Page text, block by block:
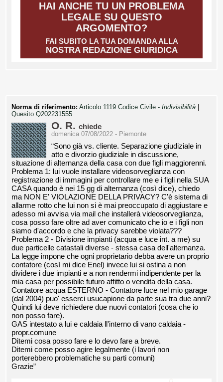
HAI ANCHE TU UN PROBLEMA
LEGALE SU QUESTO
ARGOMENTO?
FAI SUBITO LA TUA DOMANDA ALLA
NOSTRA REDAZIONE GIURIDICA
Norma di riferimento: Articolo 1119 Codice Civile - Indivisibilità
Quesito Q202231555
O. R. chiede
domenica 07/08/2022 - Piemonte
“Sono già vs. cliente. Separazione giudiziale in
atto e divorzio giudiziale in discussione,
situazione di alternanza della casa con due figli maggiorenni.
Problema 1: lui vuole installare videosorveglianza con
registrazione di immagini per controllare me e i figli nella SUA
CASA quando è nei 15 gg di alternanza (così dice), chiedo
ma NON E' VIOLAZIONE DELLA PRIVACY? C'è sistema di
allarme rotto che lui non si è mai preoccupato di aggiustare e
adesso mi avvisa via mail che installerà videosorveglianza,
cosa posso fare oltre ad aver comunicato che io e i figli non
siamo d'accordo e che la privacy sarebbe violata???
Problema 2 - Divisione impianti (acqua e luce int. a me) su
due particelle catastali diverse - stessa casa dell'alternanza.
La legge impone che ogni proprietario debba avere un proprio
contatore (così mi dice Enel) invece lui si ostina a non
dividere i due impianti e a non rendermi indipendente per la
mia casa per possibile futuro affitto o vendita della casa.
Contatore acqua ESTERNO - Contatore luce nel mio garage
(dal 2004) puo' esserci usucapione da parte sua tra due anni?
Quindi lui deve richiedere due nuovi contatori (cosa che io
non posso fare).
GAS intestato a lui e caldaia ll'interno di vano caldaia -
propr.comune
Ditemi cosa posso fare e lo devo fare a breve.
Ditemi come posso agire legalmente (i lavori non
porterebbero problematiche su parti comuni)
Grazie”